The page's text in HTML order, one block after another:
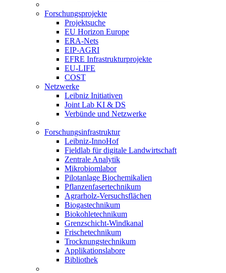
Forschungsprojekte
Projektsuche
EU Horizon Europe
ERA-Nets
EIP-AGRI
EFRE Infrastrukturprojekte
EU-LIFE
COST
Netzwerke
Leibniz Initiativen
Joint Lab KI & DS
Verbünde und Netzwerke
Forschungsinfrastruktur
Leibniz-InnoHof
Fieldlab für digitale Landwirtschaft
Zentrale Analytik
Mikrobiomlabor
Pilotanlage Biochemikalien
Pflanzenfasertechnikum
Agrarholz-Versuchsflächen
Biogastechnikum
Biokohletechnikum
Grenzschicht-Windkanal
Frischetechnikum
Trocknungstechnikum
Applikationslabore
Bibliothek